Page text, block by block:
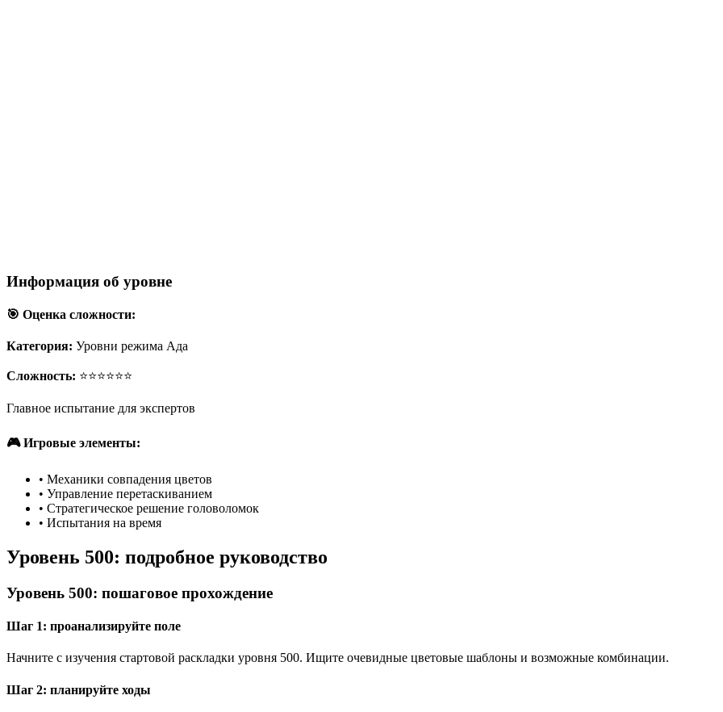
Информация об уровне
🎯 Оценка сложности:
Категория: Уровни режима Ада
Сложность: ⭐⭐⭐⭐⭐⭐
Главное испытание для экспертов
🎮 Игровые элементы:
• Механики совпадения цветов
• Управление перетаскиванием
• Стратегическое решение головоломок
• Испытания на время
Уровень 500: подробное руководство
Уровень 500: пошаговое прохождение
Шаг 1: проанализируйте поле
Начните с изучения стартовой раскладки уровня 500. Ищите очевидные цветовые шаблоны и возможные комбинации.
Шаг 2: планируйте ходы